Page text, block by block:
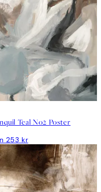
Teal No2 Poster
253 kr